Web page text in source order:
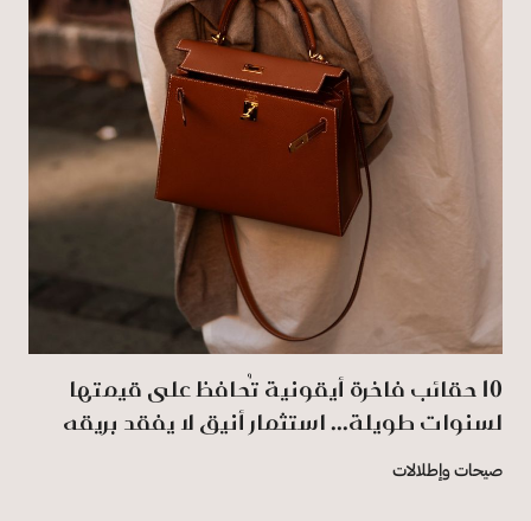
‏10‏‎ ‎حقائب فاخرة أيقونية تُحافظ على قيمتها
لسنوات طويلة... استثمار أنيق لا يفقد بريقه
صيحات وإطلالات